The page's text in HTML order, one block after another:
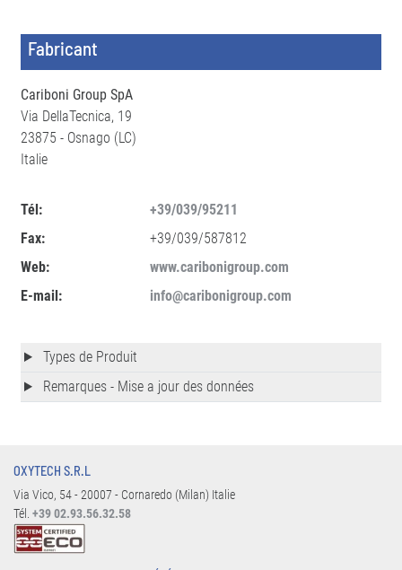
Fabricant
Cariboni Group SpA
Via DellaTecnica, 19
23875 - Osnago (LC)
Italie
Tél:
+39/039/95211
Fax:
+39/039/587812
Web:
www.caribonigroup.com
E-mail:
info@caribonigroup.com
Types de Produit
Remarques - Mise a jour des données
OXYTECH S.R.L
Via Vico, 54 - 20007 - Cornaredo (Milan) Italie
Tél. +39 02.93.56.32.58